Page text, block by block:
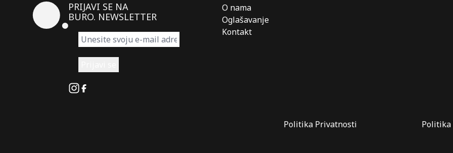
PRIJAVI SE NA
BURO. NEWSLETTER
Instagram
Facebook
O nama
Oglašavanje
Kontakt
Politika Privatnosti Politika